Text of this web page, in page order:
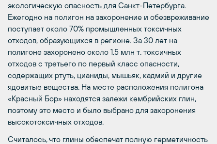
экологическую опасность для Санкт-Петербурга.
Ежегодно на полигон на захоронение и обезвреживание
поступает около 70% промышленных токсичных
отходов, образующихся в регионе. За 30 лет на
полигоне захоронено около 1,5 млн т. токсичных
отходов с третьего по первый класс опасности,
содержащих ртуть, цианиды, мышьяк, кадмий и другие
ядовитые вещества. На месте расположения полигона
«Красный Бор» находятся залежи кембрийских глин,
поэтому это место и было выбрано для захоронения
высокотоксичных отходов.
Считалось, что глины обеспечат полную герметичность